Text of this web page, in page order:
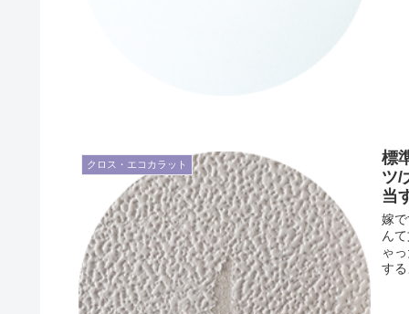
クロス・エコカラット
標
ツ/
当
嫁
ん
ゃ
す